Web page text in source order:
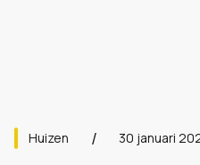
Huizen 30 januari